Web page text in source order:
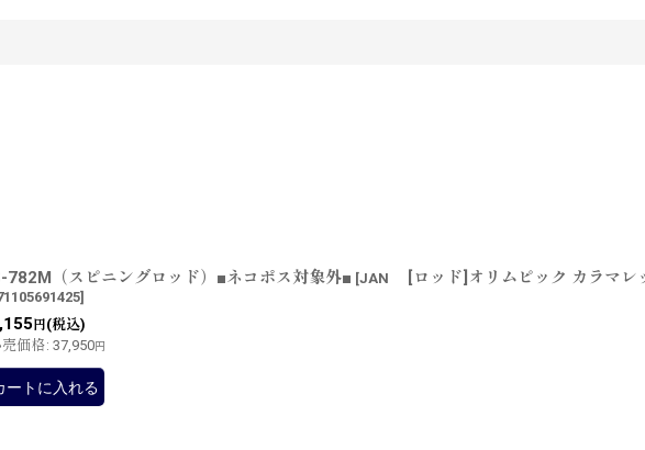
782M（スピニングロッド）■ネコポス対象外■ [JAN
]
円(税込)
価格: 37,950円
ートに入れる
[ロッド]オリムピック カラマ